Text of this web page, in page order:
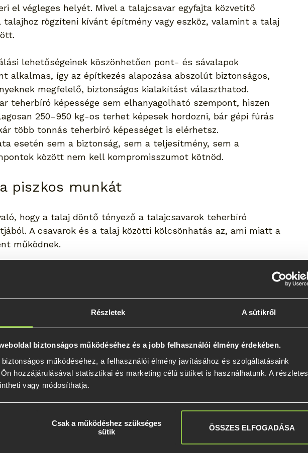
Részletek A sütikről
biztonságos működéséhez és a jobb felhasználói élmény érdekében.
működéséhez, a felhasználói élmény javításához és szolgáltatásaink
hozzájárulásával statisztikai és marketing célú sütiket is használhatunk. A részletes
vagy módosíthatja.
Csak a működéshez szükséges
sütik
ÖSSZES ELFOGADÁSA
el végleges helyét. Mivel a talajcsavar egyfajta közvetítő
rögzíteni kívánt építmény vagy eszköz, valamint a talaj
lehetőségeinek köszönhetően pont- és sávalapok
alkalmas, így az építkezés alapozása abszolút biztonságos,
megfelelő, biztonságos kialakítást választhatod.
teherbíró képessége sem elhanyagolható szempont, hiszen
250–950 kg-os terhet képesek hordozni, bár gépi fúrás
több tonnás teherbíró képességet is elérhetsz.
esetén sem a biztonság, sem a teljesítmény, sem a
között nem kell kompromisszumot kötnöd.
piszkos munkát
hogy a talaj döntő tényező a talajcsavarok teherbíró
A csavarok és a talaj közötti kölcsönhatás az, ami miatt a
működnek.
a legtöbb talajban remekül felhasználható: földes és
és agyagos körülmények között, töltött talajban vagy
megvásárlása és használata előtt a talajfelmérés
külső teherbíró képességének értékeléséhez. Ez a
nyújthat, hogy milyen talajtípusok vannak az
talaj konzisztenciája, és hol helyezkednek el a teherhordó
azt is, hogy a különböző talajtípusok és a környezet